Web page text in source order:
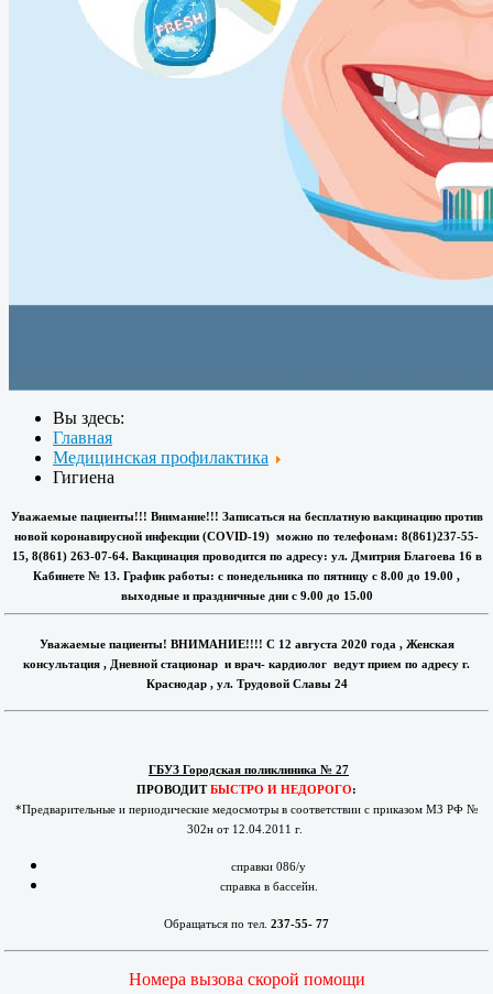
Вы здесь:
Главная
Медицинская профилактика
Гигиена
Уважаемые пациенты!!! Внимание!!! Записаться на бесплатную вакцинацию против
новой коронавирусной инфекции (COVID-19) можно по телефонам: 8(861)237-55-
15, 8(861) 263-07-64. Вакцинация проводится по адресу: ул. Дмитрия Благоева 16 в
Кабинете № 13. График работы: с понедельника по пятницу с 8.00 до 19.00 ,
выходные и праздничные дни с 9.00 до 15.00
Уважаемые пациенты! ВНИМАНИЕ!!!! С 12 августа 2020 года , Женская
консультация , Дневной стационар и врач- кардиолог ведут прием по адресу г.
Краснодар , ул. Трудовой Славы 24
ГБУЗ Городская поликлиника № 27
ПРОВОДИТБЫСТРО И НЕДОРОГО:
*Предварительные и периодические медосмотры в соответствии с приказом МЗ РФ №
302н от 12.04.2011 г.
справки 086/у
справка в бассейн.
Обращаться по тел. 237-55- 77
Номера вызова скорой помощи